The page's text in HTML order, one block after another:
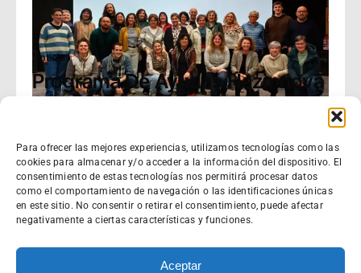
Para ofrecer las mejores experiencias, utilizamos tecnologías como las
cookies para almacenar y/o acceder a la información del dispositivo. El
consentimiento de estas tecnologías nos permitirá procesar datos
como el comportamiento de navegación o las identificaciones únicas
en este sitio. No consentir o retirar el consentimiento, puede afectar
negativamente a ciertas características y funciones.
Aceptar
Errotu,Noticias
Vuelve El Programa ERROTU
ENERO 14, 2025